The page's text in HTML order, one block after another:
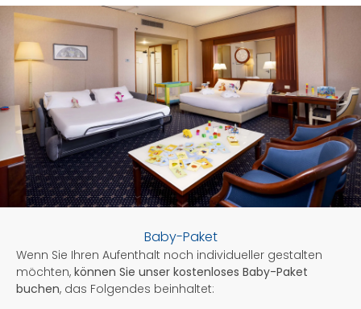
Baby-Paket
Wenn Sie Ihren Aufenthalt noch individueller gestalten
möchten, können Sie unser kostenloses Baby-Paket
buchen, das Folgendes beinhaltet: